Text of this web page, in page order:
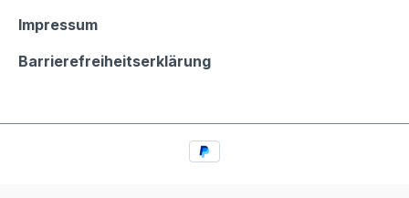
Impressum
Barrierefreiheitserklärung